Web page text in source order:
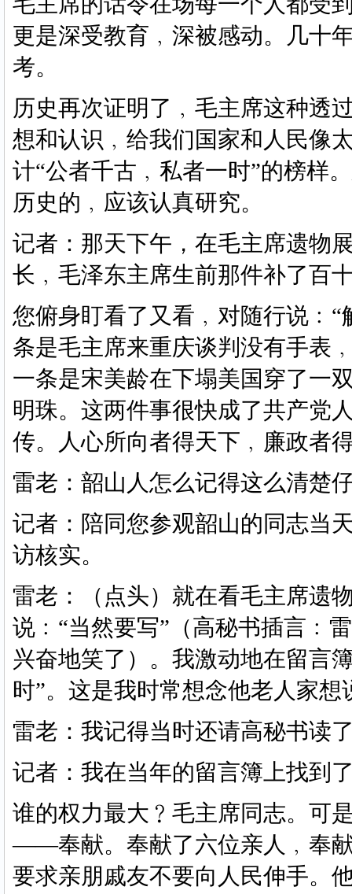
更是深受教育﹐深被感动。几十
考。
历史再次证明了﹐毛主席这种透
想和认识﹐给我们国家和人民像
计“公者千古﹐私者一时”的榜样
历史的﹐应该认真研究。
记者：那天下午，在毛主席遗物
长﹐毛泽东主席生前那件补了百
您俯身盯看了又看﹐对随行说﹕ “
条是毛主席来重庆谈判没有手表
一条是宋美龄在下塌美国穿了一
明珠。这两件事很快成了共产党
传。人心所向者得天下﹐廉政者
雷老：韶山人怎么记得这么清楚
记者：陪同您参观韶山的同志当
访核实。
雷老：（点头）就在看毛主席遗
说﹕ “当然要写”（高秘书插言﹕
兴奋地笑了）。我激动地在留言
时”。这是我时常想念他老人家
雷老：我记得当时还请高秘书读
记者：我在当年的留言簿上找到
谁的权力最大﹖毛主席同志。可
——奉献。奉献了六位亲人﹐奉
要求亲朋戚友不要向人民伸手。